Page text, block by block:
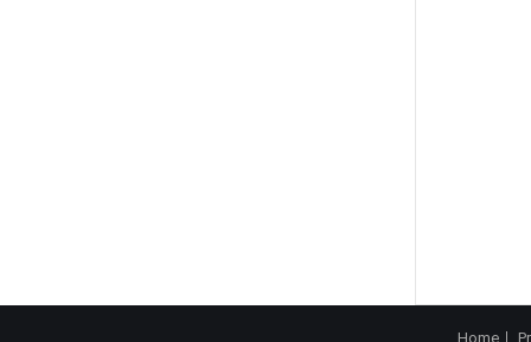
Home